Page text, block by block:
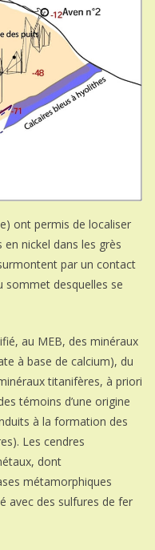
ont permis de localiser
en nickel dans les grès
par un contact
sommet desquelles se
au MEB, des minéraux
à base de calcium), du
titanifères, à priori
témoins d’une origine
à la formation des
Les cendres
dont
métamorphiques
avec des sulfures de fer